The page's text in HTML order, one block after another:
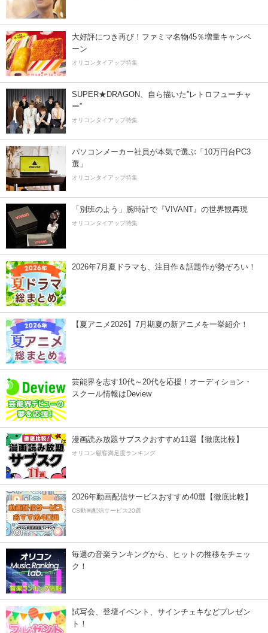
大好評につき再び！ファミマ名物45％増量キャンペ
ーン
オリコンタイアップ特集
SUPER★DRAGON、自ら描いた”レトロフューチャ
ー”
オリコンタイアップ特集
パソコンメーカー社員が本気で選ぶ「10万円台PC3
選」
オリコンタイアップ特集
「別班のよう」腕時計で『VIVANT』の世界観再現
オリコンタイアップ特集
2026年7月夏ドラマも、注目作＆話題作が勢ぞろい！
【夏アニメ2026】7月期夏の新アニメを一挙紹介！
芸能界を志す10代～20代を応援！オーディション・
スクール情報はDeview
漫画読み放題サブスクおすすめ11選【徹底比較】
オリコン顧客満足度ランキング
2026年動画配信サービスおすすめ40選【徹底比較】
CS動画配信サービス20選
毎週の音楽ランキングから、ヒットの推移をチェッ
ク！
試写会、登壇イベント、サインチェキなどプレゼン
ト！